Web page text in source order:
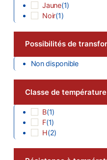
Jaune(1)
Noir(1)
Possibilités de
Non disponible
Classe de température
B(1)
F(1)
H(2)